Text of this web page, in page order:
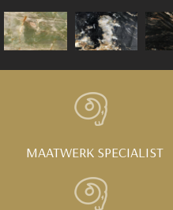
MAATWERK SPECIALIST